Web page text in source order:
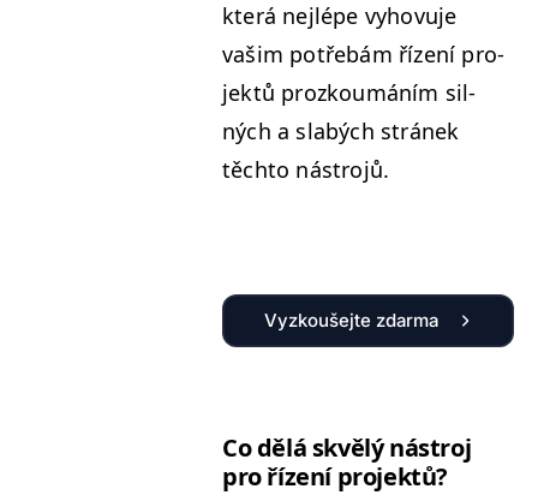
která nejlépe vyhovu­je
vašim potře­bám řízení pro­
jek­tů prozk­oumáním sil­
ných a slabých stránek
těch­to nástrojů.
Vyzkoušejte zdarma
Co dělá skvělý nástroj
pro řízení projektů?